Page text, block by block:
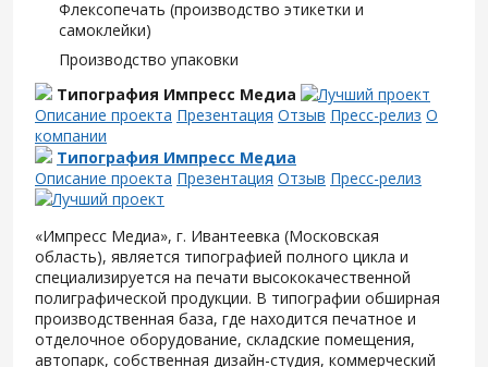
Флексопечать (производство этикетки и
самоклейки)
Производство упаковки
Типография Импресс Медиа
Описание проекта Презентация Отзыв Пресс-релиз О
компании
Типография Импресс Медиа
Описание проекта Презентация Отзыв Пресс-релиз
«Импресс Медиа», г. Ивантеевка (Московская
область), является типографией полного цикла и
специализируется на печати высококачественной
полиграфической продукции. В типографии обширная
производственная база, где находится печатное и
отделочное оборудование, складские помещения,
автопарк, собственная дизайн-студия, коммерческий